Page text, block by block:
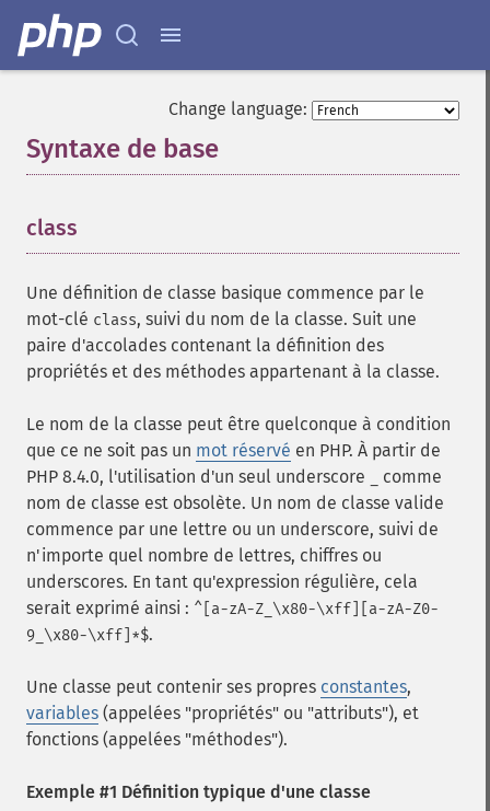
Change language:
Syntaxe de base
class
Une définition de classe basique commence par le
mot-clé class, suivi du nom de la classe. Suit une
paire d'accolades contenant la définition des
propriétés et des méthodes appartenant à la classe.
Le nom de la classe peut être quelconque à condition
que ce ne soit pas un mot réservé en PHP. À partir de
PHP 8.4.0, l'utilisation d'un seul underscore
comme
nom de classe est obsolète. Un nom de classe valide
commence par une lettre ou un underscore, suivi de
n'importe quel nombre de lettres, chiffres ou
underscores. En tant qu'expression régulière, cela
serait exprimé ainsi : ^[a-zA-Z_\x80-\xff][a-zA-Z0-
9_\x80-\xff]*$.
Une classe peut contenir ses propres constantes,
variables (appelées "propriétés" ou "attributs"), et
fonctions (appelées "méthodes").
Exemple #1 Définition typique d'une classe